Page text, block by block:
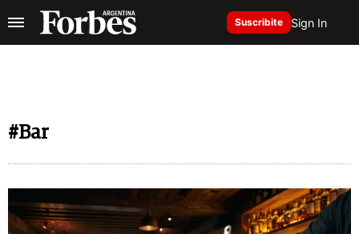
Suscribite Sign In
#Bar